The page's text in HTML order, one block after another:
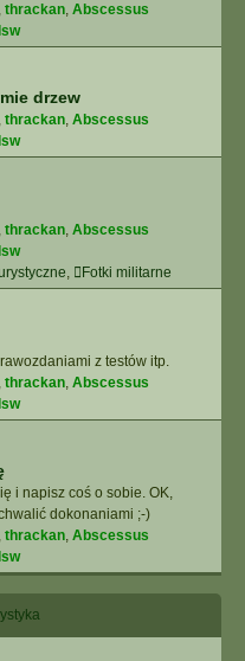
, thrackan, Abscessus
drzew
, thrackan, Abscessus
, thrackan, Abscessus
, Fotki militarne
z testów itp.
, thrackan, Abscessus
i napisz coś o sobie. OK,
dokonaniami ;-)
, thrackan, Abscessus